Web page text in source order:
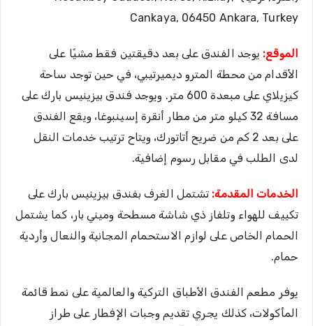
Cankaya, 06450 Ankara, Turkey
الموقع: يوجد الفندق على بعد دقيقتين فقط مشيًا على
الأقدام من محطة المترو ديميرتيبي، في حين توجد ساحة
كيزيلاي على مبعدة 600 متر. ويوجد فندق بيزينيس بارك على
مسافة 32 كيلو متر من مطار أنقرة إسينبوغا، ويقع الفندق
على بعد 2 كم من ضريح أتاتورك، ويتاح ترتيب خدمات النقل
لدى الطلب في مقابل رسوم إضافية.
الخدمات المقدمة: تشتمل الغرف بفندق بيزينيس بارك على
تكييف للهواء وتلفاز ذي شاشة مسطحة وميني بار، كما يشتمل
الحمام الخاص على لوازم الاستحمام المجانية والنعال وأردية
حمام.
يوفر مطعم الفندق الأطباق التركية والعالمية على نمط قائمة
المأكولات، كذلك يجري تقديم وجبات الإفطار على طراز